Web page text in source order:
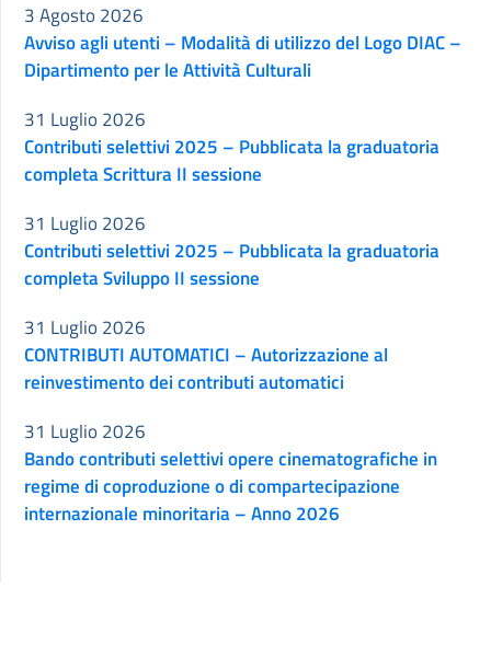
Avviso agli utenti – Modalità di utilizzo del Logo DIAC –
Dipartimento per le Attività Culturali
3 Agosto 2026
Contributi selettivi 2025 – Pubblicata la graduatoria
completa Scrittura II sessione
31 Luglio 2026
Contributi selettivi 2025 – Pubblicata la graduatoria
completa Sviluppo II sessione
31 Luglio 2026
CONTRIBUTI AUTOMATICI – Autorizzazione al
reinvestimento dei contributi automatici
31 Luglio 2026
Bando contributi selettivi opere cinematografiche in
regime di coproduzione o di compartecipazione
internazionale minoritaria – Anno 2026
31 Luglio 2026